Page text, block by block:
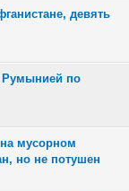
девять
Румынией по
мусорном
но не потушен